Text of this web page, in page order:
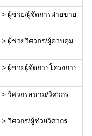
> ผู้ช่วย/ผู้จัดการฝ่ายขาย
> ผู้ช่วยวิศวกร/ผู้ควบคุม
> ผู้ช่วยผู้จัดการโครงการ
> วิศวกรสนาม/วิศวกร
> วิศวกร/ผู้ช่วยวิศวกร